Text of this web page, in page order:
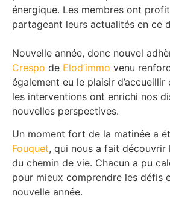
énergique. Les membres ont
partageant leurs actualités en ce
Nouvelle année, donc nouvel
Crespo de Elod’immo venu
également eu le plaisir
les interventions ont enrichi nos
nouvelles perspectives.
Un moment fort de la matinée a
Fouquet, qui nous a fait
du chemin de vie. Chacun a pu
pour mieux comprendre les défis
nouvelle année.